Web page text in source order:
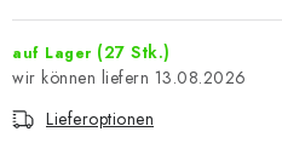
auf Lager (27 Stk.)
13.08.2026
Lieferoptionen